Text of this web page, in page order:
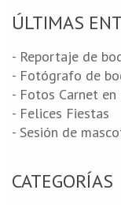
ÚLTIMAS
- Reportaje de
- Fotógrafo de
- Fotos Carnet en
- Felices Fiestas
- Sesión de
CATEGORÍAS